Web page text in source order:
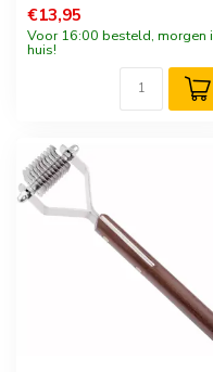
€13,95
Voor 16:00 besteld, morgen
huis!